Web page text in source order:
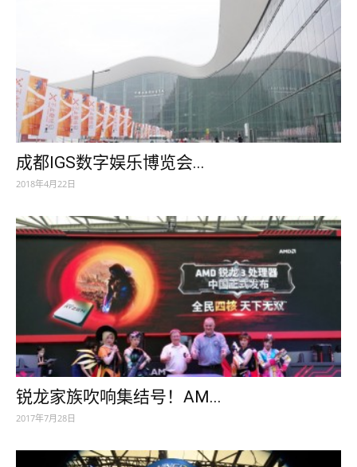
成都IGS数字娱乐博览会...
2018年4月22日
锐龙家族吹响集结号！AM...
2017年7月28日